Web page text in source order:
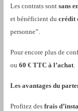
Les contrats sont sans
et bénéficient du crédit
personne”.
Pour encore plus de
ou 60 € TTC à l’achat.
Les avantages du
Profitez des frais